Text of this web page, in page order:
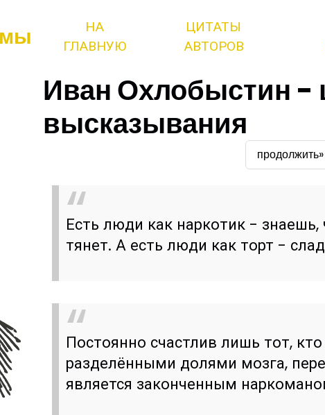
НА
ГЛАВНУЮ
ЦИТАТЫ
АВТОРОВ
Иван Охлобыстин -
высказывания
продолжить»
Есть люди как наркотик - знаешь,
тянет. А есть люди как торт -
Постоянно счастлив лишь тот,
разделёнными долями мозга,
является законченным